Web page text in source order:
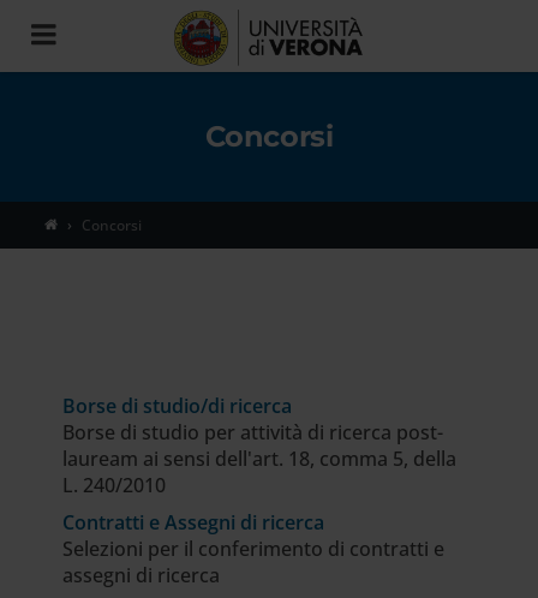
Toggle
navigation
Concorsi
Concorsi
Borse di studio/di ricerca
Borse di studio per attività di ricerca post-
lauream ai sensi dell'art. 18, comma 5, della
L. 240/2010
Contratti e Assegni di ricerca
Selezioni per il conferimento di contratti e
assegni di ricerca